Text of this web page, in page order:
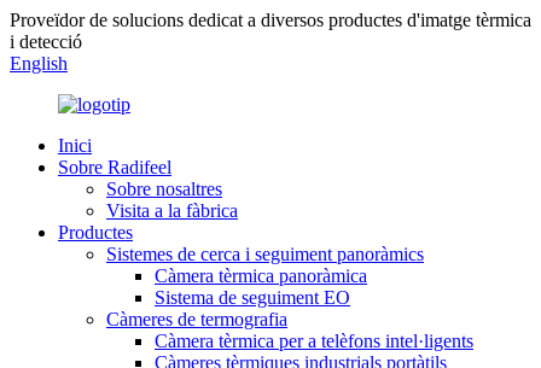
Proveïdor de solucions dedicat a diversos productes d'imatge tèrmica
i detecció
English
Inici
Sobre Radifeel
Sobre nosaltres
Visita a la fàbrica
Productes
Sistemes de cerca i seguiment panoràmics
Càmera tèrmica panoràmica
Sistema de seguiment EO
Càmeres de termografia
Càmera tèrmica per a telèfons intel·ligents
Càmeres tèrmiques industrials portàtils